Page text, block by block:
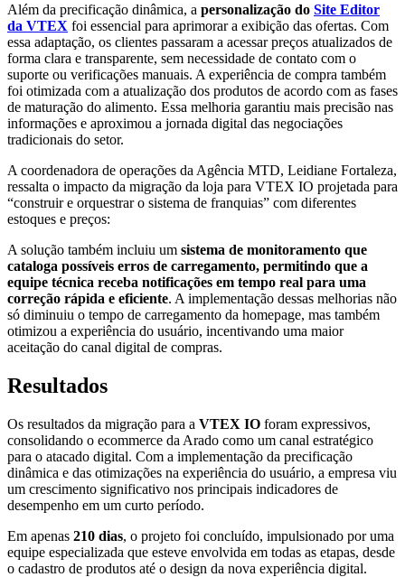
Além da precificação dinâmica, a personalização do Site Editor
da VTEX foi essencial para aprimorar a exibição das ofertas. Com
essa adaptação, os clientes passaram a acessar preços atualizados de
forma clara e transparente, sem necessidade de contato com o
suporte ou verificações manuais. A experiência de compra também
foi otimizada com a atualização dos produtos de acordo com as fases
de maturação do alimento. Essa melhoria garantiu mais precisão nas
informações e aproximou a jornada digital das negociações
tradicionais do setor.
A coordenadora de operações da Agência MTD, Leidiane Fortaleza,
ressalta o impacto da migração da loja para VTEX IO projetada para
“construir e orquestrar o sistema de franquias” com diferentes
estoques e preços:
A solução também incluiu um sistema de monitoramento que
cataloga possíveis erros de carregamento, permitindo que a
equipe técnica receba notificações em tempo real para uma
correção rápida e eficiente. A implementação dessas melhorias não
só diminuiu o tempo de carregamento da homepage, mas também
otimizou a experiência do usuário, incentivando uma maior
aceitação do canal digital de compras.
Resultados
Os resultados da migração para a VTEX IO foram expressivos,
consolidando o ecommerce da Arado como um canal estratégico
para o atacado digital. Com a implementação da precificação
dinâmica e das otimizações na experiência do usuário, a empresa viu
um crescimento significativo nos principais indicadores de
desempenho em um curto período.
Em apenas 210 dias, o projeto foi concluído, impulsionado por uma
equipe especializada que esteve envolvida em todas as etapas, desde
o cadastro de produtos até o design da nova experiência digital.